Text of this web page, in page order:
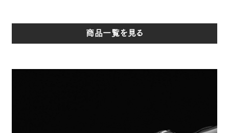
商品一覧を見る